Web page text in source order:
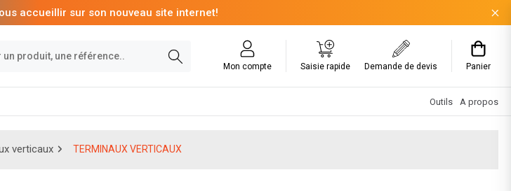
accueillir sur son nouveau site internet!
Mon compte Saisie rapide Demande de devis Panier
Outils A propos
verticaux TERMINAUX VERTICAUX